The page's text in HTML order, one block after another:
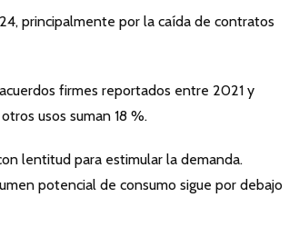
principalmente por la caída de contratos
firmes reportados entre 2021 y
usos suman 18 %.
lentitud para estimular la demanda.
potencial de consumo sigue por debajo